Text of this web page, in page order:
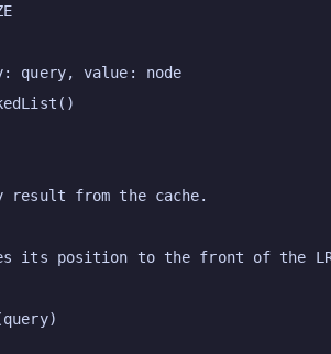
query, value: node
result from the cache.
its position to the front of the